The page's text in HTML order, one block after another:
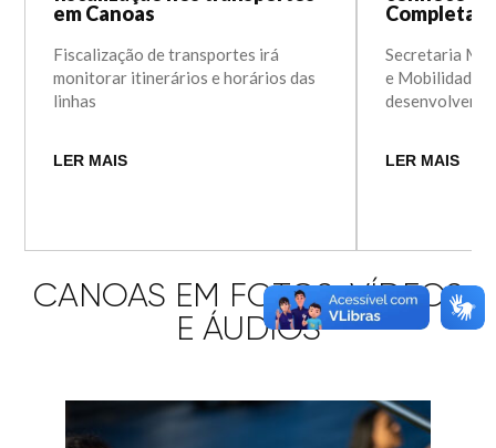
em Canoas
Fiscalização de transportes irá
monitorar itinerários e horários das
linhas
LER MAIS
Completas
Secretaria
e Mobilidade
desenvolver a
LER MAIS
CANOAS EM FOTOS, VÍDEOS
E ÁUDIOS